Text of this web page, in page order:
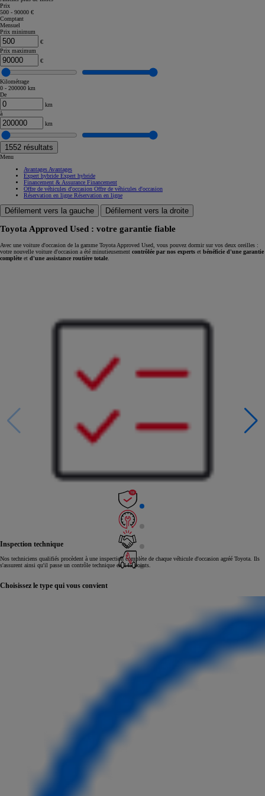
Prix
500 - 90000 €
Comptant
Mensuel
Prix minimum
€
Prix maximum
€
Kilométrage
0 - 200000 km
De
km
à
km
1552 résultats
Menu
Avantages Avantages
Expert hybride Expert hybride
Financement & Assurance Financement
Offre de véhicules d'occasion Offre de véhicules d'occasion
Réservation en ligne Réservation en ligne
Défilement vers la gauche Défilement vers la droite
Toyota Approved Used : votre garantie fiable
Avec une voiture d'occasion de la gamme Toyota Approved Used, vous pouvez dormir sur vos deux oreilles :
votre nouvelle voiture d'occasion a été minutieusement contrôlée par nos experts et bénéficie d'une garantie
complète et d'une assistance routière totale
Inspection technique
Nos techniciens qualifiés procèdent à une inspection complète de chaque véhicule d'occasion agréé Toyota. Ils
s'assurent ainsi qu'il passe un contrôle technique en 145 points.
Choisissez le type qui vous convient